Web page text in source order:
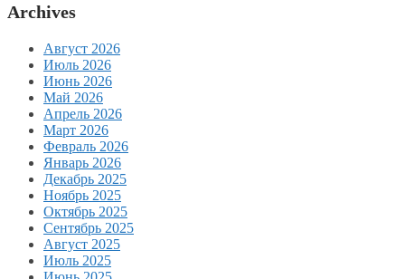
Archives
Август 2026
Июль 2026
Июнь 2026
Май 2026
Апрель 2026
Март 2026
Февраль 2026
Январь 2026
Декабрь 2025
Ноябрь 2025
Октябрь 2025
Сентябрь 2025
Август 2025
Июль 2025